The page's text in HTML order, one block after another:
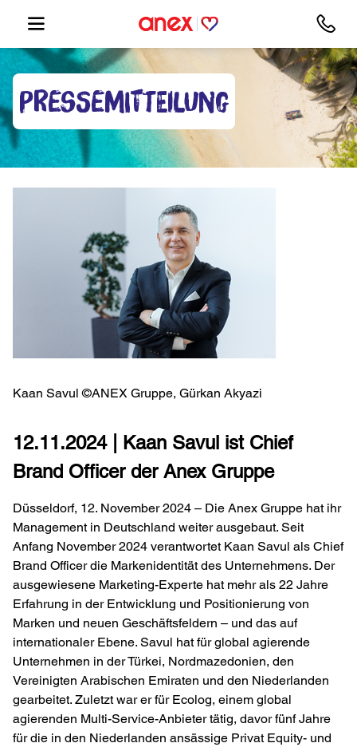
Pressemitteilung
Kaan Savul ©ANEX Gruppe, Gürkan Akyazi
12.11.2024 | Kaan Savul ist Chief
Brand Officer der Anex Gruppe
Düsseldorf, 12. November 2024 – Die Anex Gruppe hat ihr
Management in Deutschland weiter ausgebaut. Seit
Anfang November 2024 verantwortet Kaan Savul als Chief
Brand Officer die Markenidentität des Unternehmens. Der
ausgewiesene Marketing-Experte hat mehr als 22 Jahre
Erfahrung in der Entwicklung und Positionierung von
Marken und neuen Geschäftsfeldern – und das auf
internationaler Ebene. Savul hat für global agierende
Unternehmen in der Türkei, Nordmazedonien, den
Vereinigten Arabischen Emiraten und den Niederlanden
gearbeitet. Zuletzt war er für Ecolog, einem global
agierenden Multi-Service-Anbieter tätig, davor fünf Jahre
für die in den Niederlanden ansässige Privat Equity- und